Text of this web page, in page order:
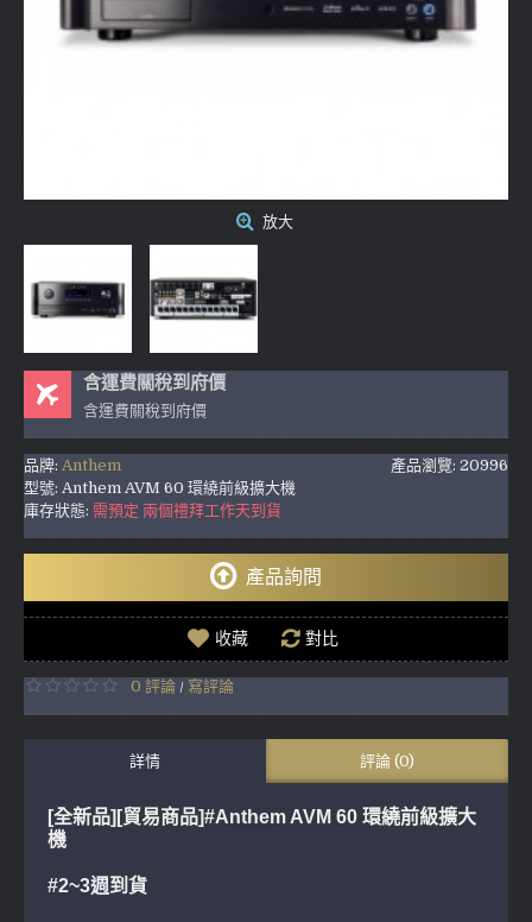
放大
含運費關稅到府價
含運費關稅到府價
產品瀏覽: 20996
品牌: Anthem
型號: Anthem AVM 60 環繞前級擴大機
庫存狀態: 需預定 兩個禮拜工作天到貨
產品詢問
收藏 對比
0 評論 / 寫評論
詳情 評論 (0)
[全新品][貿易商品]#Anthem AVM 60 環繞前級擴大
機
#2~3週到貨